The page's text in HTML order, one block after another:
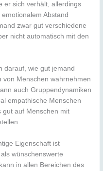
er sich verhält, allerdings
Abstand
zwar gut verschiedene
nicht automatisch mit den
darauf, wie gut jemand
Menschen wahrnehmen
auch Gruppendynamiken
empathische Menschen
gut auf Menschen mit
Eigenschaft ist
wünschenswerte
in allen Bereichen des